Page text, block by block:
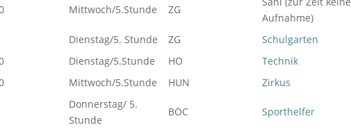
Mittwoch/5.Stunde ZG
Aufnahme)
Dienstag/5. Stunde ZG
Schulgarten
Dienstag/5.Stunde HO
Technik
Mittwoch/5.Stunde HUN Zirkus
Donnerstag/ 5.
Stunde
BÖC Sporthelfer